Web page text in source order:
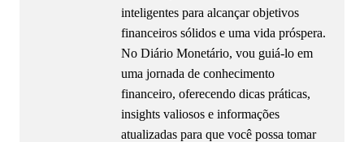
inteligentes para alcançar objetivos
financeiros sólidos e uma vida próspera.
No Diário Monetário, vou guiá-lo em
uma jornada de conhecimento
financeiro, oferecendo dicas práticas,
insights valiosos e informações
atualizadas para que você possa tomar